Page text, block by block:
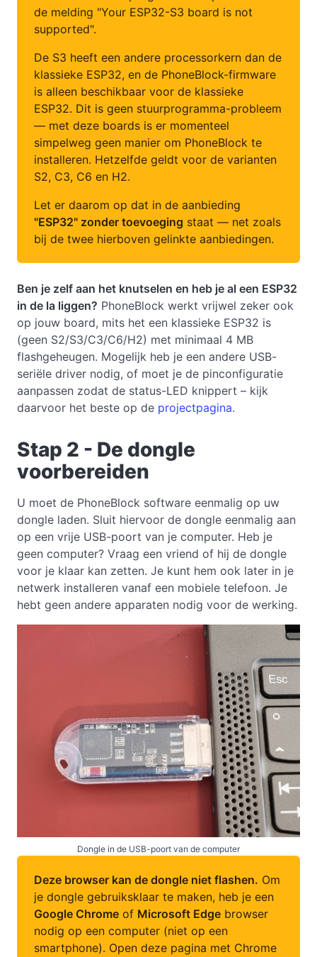
de melding "Your ESP32-S3 board is not
supported".
De S3 heeft een andere processorkern dan de
klassieke ESP32, en de PhoneBlock-firmware
is alleen beschikbaar voor de klassieke
ESP32. Dit is geen stuurprogramma-probleem
— met deze boards is er momenteel
simpelweg geen manier om PhoneBlock te
installeren. Hetzelfde geldt voor de varianten
S2, C3, C6 en H2.
Let er daarom op dat in de aanbieding
"ESP32" zonder toevoeging staat — net zoals
bij de twee hierboven gelinkte aanbiedingen.
Ben je zelf aan het knutselen en heb je al een ESP32
in de la liggen? PhoneBlock werkt vrijwel zeker ook
op jouw board, mits het een klassieke ESP32 is
(geen S2/S3/C3/C6/H2) met minimaal 4 MB
flashgeheugen. Mogelijk heb je een andere USB-
seriële driver nodig, of moet je de pinconfiguratie
aanpassen zodat de status-LED knippert – kijk
daarvoor het beste op de projectpagina.
Stap 2 - De dongle
voorbereiden
U moet de PhoneBlock software eenmalig op uw
dongle laden. Sluit hiervoor de dongle eenmalig aan
op een vrije USB-poort van je computer. Heb je
geen computer? Vraag een vriend of hij de dongle
voor je klaar kan zetten. Je kunt hem ook later in je
netwerk installeren vanaf een mobiele telefoon. Je
hebt geen andere apparaten nodig voor de werking.
Dongle in de USB-poort van de computer
Deze browser kan de dongle niet flashen. Om
je dongle gebruiksklaar te maken, heb je een
Google Chrome of Microsoft Edge browser
nodig op een computer (niet op een
smartphone). Open deze pagina met Chrome